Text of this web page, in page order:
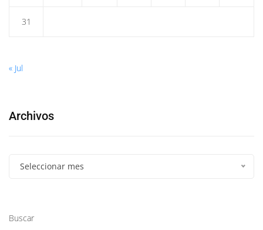
31
« Jul
Archivos
Seleccionar mes
Buscar